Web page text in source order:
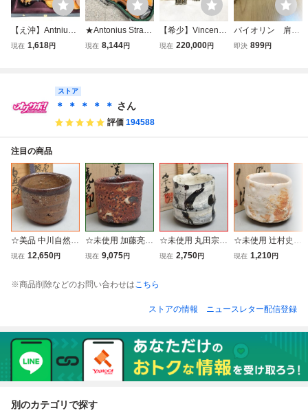
【え沖】Antnius S
tradivarius Cremo
o？？？ ケース付
き 現状品 MH355
MRR18
現在 1,618円
★Antonius Stradi
varius 1713 バイ
弦楽器 現状品 管
理O964
現在 8,144円
【希少】Vincent B
ach Mt.Vernon 19
現在 220,000円
バイオリン 肩当
て フルサイズ用
即決 899円
ストア
＊ ＊ ＊ ＊ ＊ さん
評価 194588
注目の商品
☆美品 中川自然坊
絵唐津 皮鯨 ぐい
食器/盃/猪口/陶芸/
現在 12,650円
☆未使用 加藤亮太
郎 美濃焼 紅志野
焼き物/作家物&17
現在 9,075円
☆未使用 丸田宗彦
唐津焼 白ぐい呑
現在 2,750円
☆未使用 辻村史朗
志野 ぐい呑 共
00699
現在 1,210円
※商品削除などのお問い合わせはこちら
ストアの情報 ニュースレター配信登録
別のカテゴリで探す